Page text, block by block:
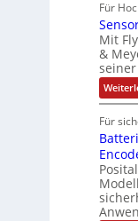
f
t
Für
Mit
&
Für